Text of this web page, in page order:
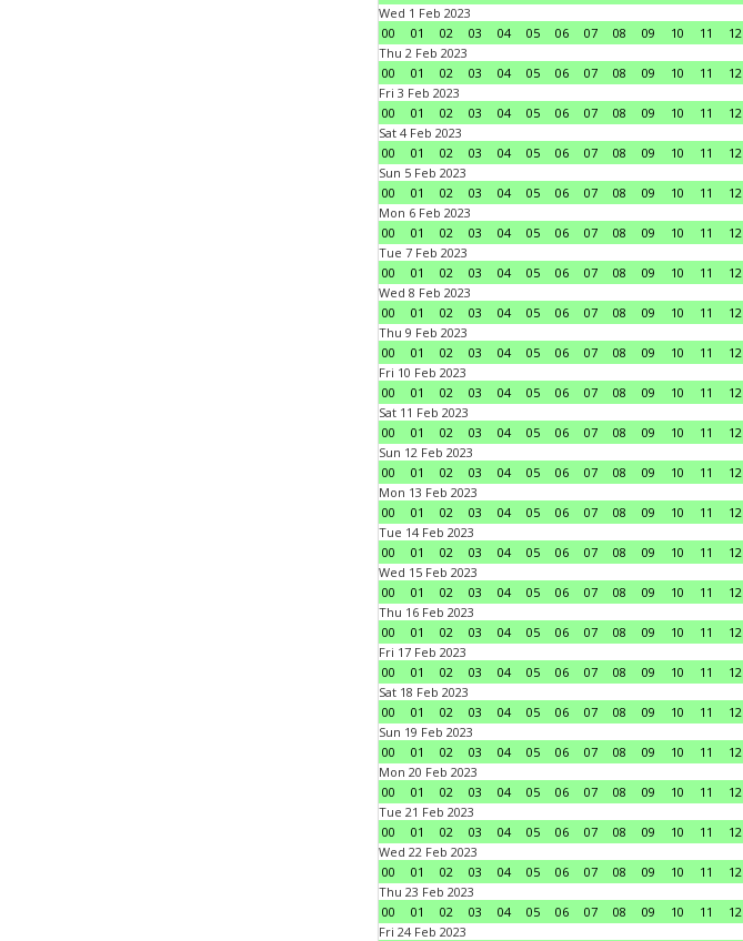
Wed 1 Feb 2023
00
01 02 03 04 05 06 07 08 09 10 11 12
Thu 2 Feb 2023
00
01 02 03 04 05 06 07 08 09 10 11 12
Fri 3 Feb 2023
00
01 02 03 04 05 06 07 08 09 10 11 12
Sat 4 Feb 2023
00
01 02 03 04 05 06 07 08 09 10 11 12
Sun 5 Feb 2023
00
01 02 03 04 05 06 07 08 09 10 11 12
Mon 6 Feb 2023
00
01 02 03 04 05 06 07 08 09 10 11 12
Tue 7 Feb 2023
00
01 02 03 04 05 06 07 08 09 10 11 12
Wed 8 Feb 2023
00
01 02 03 04 05 06 07 08 09 10 11 12
Thu 9 Feb 2023
00
01 02 03 04 05 06 07 08 09 10 11 12
Fri 10 Feb 2023
00
01 02 03 04 05 06 07 08 09 10 11 12
Sat 11 Feb 2023
00
01 02 03 04 05 06 07 08 09 10 11 12
Sun 12 Feb 2023
00
01 02 03 04 05 06 07 08 09 10 11 12
Mon 13 Feb 2023
00
01 02 03 04 05 06 07 08 09 10 11 12
Tue 14 Feb 2023
00
01 02 03 04 05 06 07 08 09 10 11 12
Wed 15 Feb 2023
00
01 02 03 04 05 06 07 08 09 10 11 12
Thu 16 Feb 2023
00
01 02 03 04 05 06 07 08 09 10 11 12
Fri 17 Feb 2023
00
01 02 03 04 05 06 07 08 09 10 11 12
Sat 18 Feb 2023
00
01 02 03 04 05 06 07 08 09 10 11 12
Sun 19 Feb 2023
00
01 02 03 04 05 06 07 08 09 10 11 12
Mon 20 Feb 2023
00
01 02 03 04 05 06 07 08 09 10 11 12
Tue 21 Feb 2023
00
01 02 03 04 05 06 07 08 09 10 11 12
Wed 22 Feb 2023
00
01 02 03 04 05 06 07 08 09 10 11 12
Thu 23 Feb 2023
00
01 02 03 04 05 06 07 08 09 10 11 12
Fri 24 Feb 2023